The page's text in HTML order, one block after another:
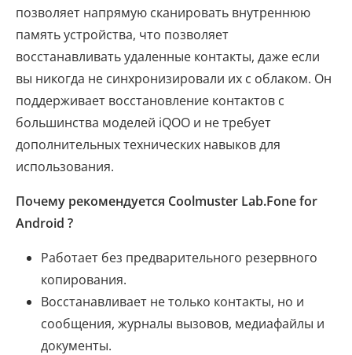
позволяет напрямую сканировать внутреннюю
память устройства, что позволяет
восстанавливать удаленные контакты, даже если
вы никогда не синхронизировали их с облаком. Он
поддерживает восстановление контактов с
большинства моделей iQOO и не требует
дополнительных технических навыков для
использования.
Почему рекомендуется Coolmuster Lab.Fone for
Android ?
Работает без предварительного резервного
копирования.
Восстанавливает не только контакты, но и
сообщения, журналы вызовов, медиафайлы и
документы.